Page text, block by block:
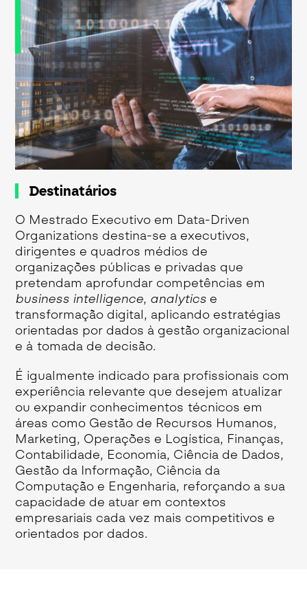
Destinatários
O Mestrado Executivo em Data-Driven
Organizations destina-se a executivos,
dirigentes e quadros médios de
organizações públicas e privadas que
pretendam aprofundar competências em
business intelligence, analytics e
transformação digital, aplicando estratégias
orientadas por dados à gestão organizacional
e à tomada de decisão.
É igualmente indicado para profissionais com
experiência relevante que desejem atualizar
ou expandir conhecimentos técnicos em
áreas como Gestão de Recursos Humanos,
Marketing, Operações e Logística, Finanças,
Contabilidade, Economia, Ciência de Dados,
Gestão da Informação, Ciência da
Computação e Engenharia, reforçando a sua
capacidade de atuar em contextos
empresariais cada vez mais competitivos e
orientados por dados.